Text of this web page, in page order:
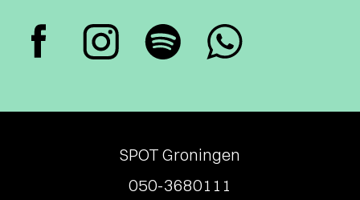
SPOT Groningen
050-3680111